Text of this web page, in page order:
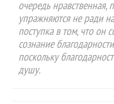
очередь нравственная,
упражняются не ради
поступка в том, что он
сознание
поскольку
душу.